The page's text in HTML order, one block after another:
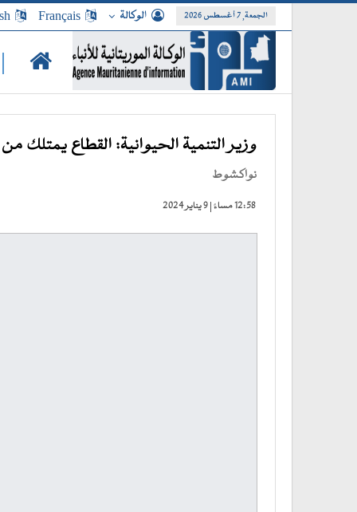
الجمعة, 7 أغسطس 2026 الوكالة Français
وزير التنمية الحيوانية: القطاع يمتلك
نواكشوط
12:58 مساءً | 9 يناير 2024